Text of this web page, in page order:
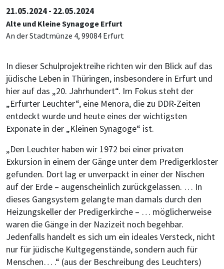
21.05.2024 - 22.05.2024
Alte und Kleine Synagoge Erfurt
An der Stadtmünze 4, 99084 Erfurt
In dieser Schulprojektreihe richten wir den Blick auf das
jüdische Leben in Thüringen, insbesondere in Erfurt und
hier auf das „20. Jahrhundert“. Im Fokus steht der
„Erfurter Leuchter“, eine Menora, die zu DDR-Zeiten
entdeckt wurde und heute eines der wichtigsten
Exponate in der „Kleinen Synagoge“ ist.
„Den Leuchter haben wir 1972 bei einer privaten
Exkursion in einem der Gänge unter dem Predigerkloster
gefunden. Dort lag er unverpackt in einer der Nischen
auf der Erde – augenscheinlich zurückgelassen. … In
dieses Gangsystem gelangte man damals durch den
Heizungskeller der Predigerkirche – … möglicherweise
waren die Gänge in der Nazizeit noch begehbar.
Jedenfalls handelt es sich um ein ideales Versteck, nicht
nur für jüdische Kultgegenstände, sondern auch für
Menschen… .“ (aus der Beschreibung des Leuchters)